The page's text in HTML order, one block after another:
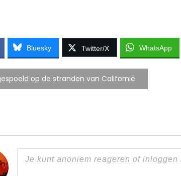
Bluesky Twitter/X WhatsApp
op de stranden van Californië